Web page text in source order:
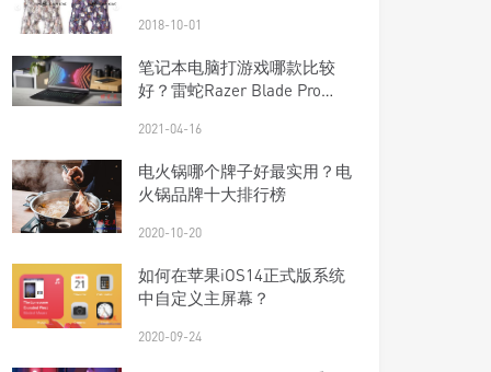
2018-10-01
笔记本电脑打游戏哪款比较
好？雷蛇Razer Blade Pro
2021-04-16
电火锅哪个牌子好最实用？电
火锅品牌十大排行榜
2020-10-20
如何在苹果iOS14正式版系统
中自定义主屏幕？
2020-09-24